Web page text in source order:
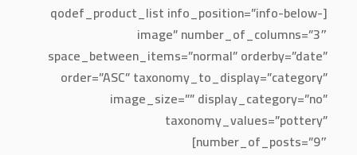
[qodef_product_list info_position=”info-below-
image” number_of_columns=”3″
space_between_items=”normal” orderby=”date”
order=”ASC” taxonomy_to_display=”category”
image_size=”” display_category=”no”
taxonomy_values=”pottery”
number_of_posts=”9″]